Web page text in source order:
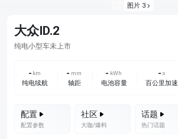
图片 3
大众ID.2
纯电小型车未上市
- km
纯电续航
- mm
轴距
- kWh
电池容量
- s
百公里加速
配置
配置参数
社区
大咖/爆料
话题
热门话题